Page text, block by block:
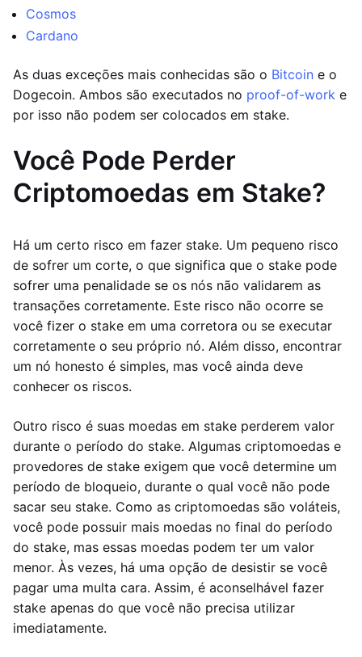
Cosmos
Cardano
As duas exceções mais conhecidas são o Bitcoin e o
Dogecoin. Ambos são executados no proof-of-work e
por isso não podem ser colocados em stake.
Você Pode Perder
Criptomoedas em Stake?
Há um certo risco em fazer stake. Um pequeno risco
de sofrer um corte, o que significa que o stake pode
sofrer uma penalidade se os nós não validarem as
transações corretamente. Este risco não ocorre se
você fizer o stake em uma corretora ou se executar
corretamente o seu próprio nó. Além disso, encontrar
um nó honesto é simples, mas você ainda deve
conhecer os riscos.
Outro risco é suas moedas em stake perderem valor
durante o período do stake. Algumas criptomoedas e
provedores de stake exigem que você determine um
período de bloqueio, durante o qual você não pode
sacar seu stake. Como as criptomoedas são voláteis,
você pode possuir mais moedas no final do período
do stake, mas essas moedas podem ter um valor
menor. Às vezes, há uma opção de desistir se você
pagar uma multa cara. Assim, é aconselhável fazer
stake apenas do que você não precisa utilizar
imediatamente.